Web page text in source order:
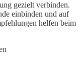
gezielt verbinden.
einbinden und auf
helfen beim